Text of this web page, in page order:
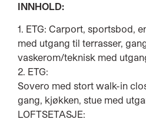
INNHOLD:
1. ETG: Carport, sportsbod,
med utgang til terrasser,
vaskerom/teknisk med
2. ETG:
Sovero med stort walk-in
gang, kjøkken, stue med
LOFTSETASJE: